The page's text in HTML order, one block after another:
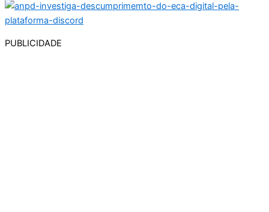
PUBLICIDADE